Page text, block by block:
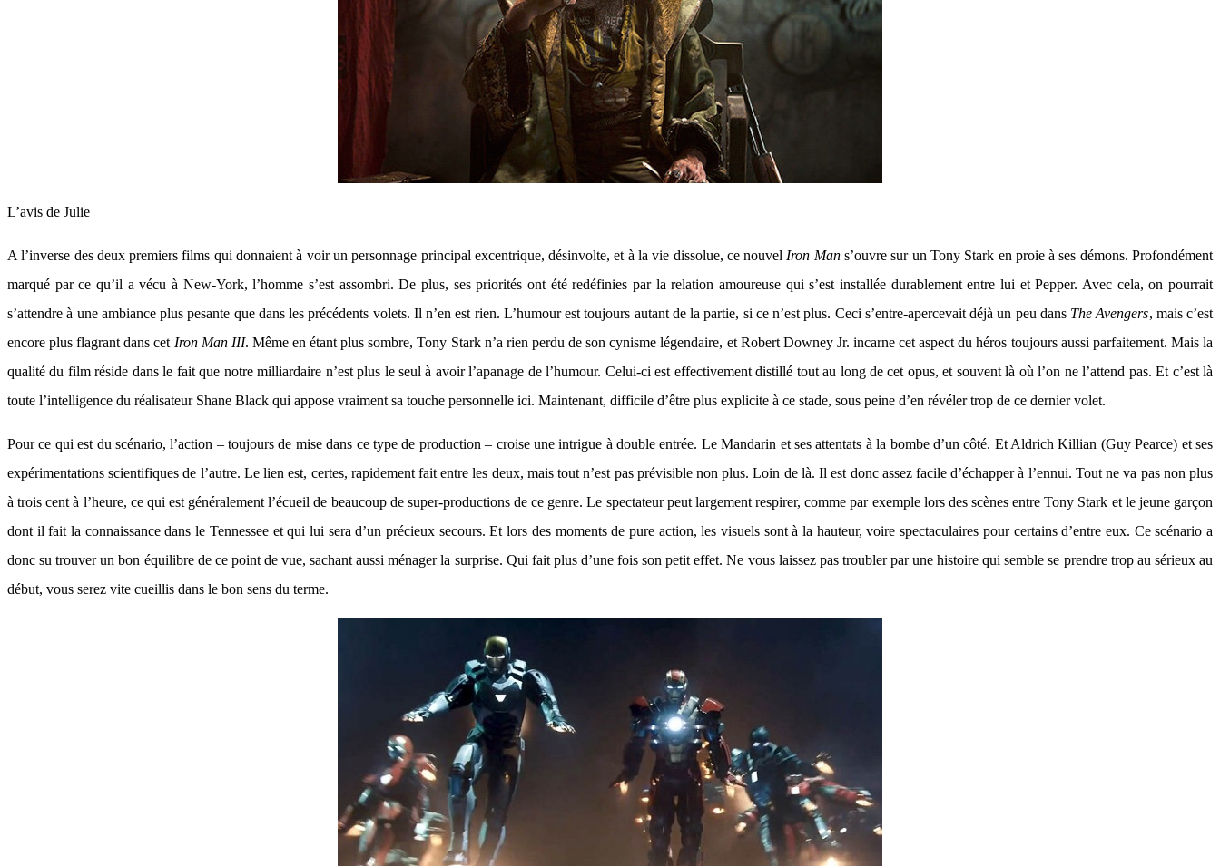
L’avis de Julie
A l’inverse des deux premiers films qui donnaient à voir un personnage principal excentrique, désinvolte, et à la vie dissolue, ce nouvel Iron Mans’ouvre sur un Tony Stark en proie à ses démons. Profondément
marqué par ce qu’il a vécu à New-York, l’homme s’est assombri. De plus, ses priorités ont été redéfinies par la relation amoureuse qui s’est installée durablement entre lui et Pepper. Avec cela, on pourrait
s’attendre à une ambiance plus pesante que dans les précédents volets. Il n’en est rien. L’humour est toujours autant de la partie, si ce n’est plus. Ceci s’entre-apercevait déjà un peu dans The Avengers, mais c’est
encore plus flagrant dans cet Iron Man III. Même en étant plus sombre, Tony Stark n’a rien perdu de son cynisme légendaire, et Robert Downey Jr. incarne cet aspect du héros toujours aussi parfaitement. Mais la
qualité du film réside dans le fait que notre milliardaire n’est plus le seul à avoir l’apanage de l’humour. Celui-ci est effectivement distillé tout au long de cet opus, et souvent là où l’on ne l’attend pas. Et c’est là
toute l’intelligence du réalisateur Shane Black qui appose vraiment sa touche personnelle ici. Maintenant, difficile d’être plus explicite à ce stade, sous peine d’en révéler trop de ce dernier volet.
Pour ce qui est du scénario, l’action – toujours de mise dans ce type de production – croise une intrigue à double entrée. Le Mandarin et ses attentats à la bombe d’un côté. Et Aldrich Killian (Guy Pearce) et ses
expérimentations scientifiques de l’autre. Le lien est, certes, rapidement fait entre les deux, mais tout n’est pas prévisible non plus. Loin de là. Il est donc assez facile d’échapper à l’ennui. Tout ne va pas non plus
à trois cent à l’heure, ce qui est généralement l’écueil de beaucoup de super-productions de ce genre. Le spectateur peut largement respirer, comme par exemple lors des scènes entre Tony Stark et le jeune garçon
dont il fait la connaissance dans le Tennessee et qui lui sera d’un précieux secours. Et lors des moments de pure action, les visuels sont à la hauteur, voire spectaculaires pour certains d’entre eux. Ce scénario a
donc su trouver un bon équilibre de ce point de vue, sachant aussi ménager la surprise. Qui fait plus d’une fois son petit effet. Ne vous laissez pas troubler par une histoire qui semble se prendre trop au sérieux au
début, vous serez vite cueillis dans le bon sens du terme.